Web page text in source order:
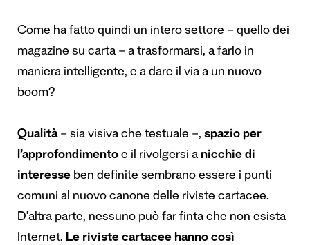
Come ha fatto quindi un intero settore – quello dei
magazine su carta – a trasformarsi, a farlo in
maniera intelligente, e a dare il via a un nuovo
boom?
Qualità– sia visiva che testuale –, spazio per
l’approfondimento e il rivolgersi a nicchie di
interesse ben definite sembrano essere i punti
comuni al nuovo canone delle riviste cartacee.
D’altra parte, nessuno può far finta che non esista
Internet. Le riviste cartacee hanno così